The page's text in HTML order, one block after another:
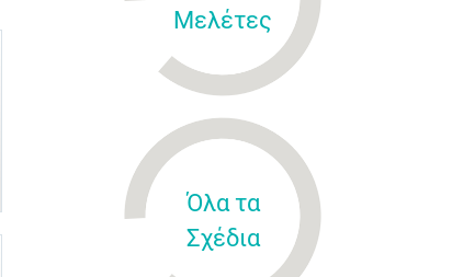
Μελέτες
Όλα τα
Σχέδια